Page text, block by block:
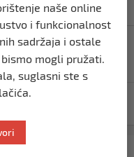
350 balona sa
dolaze prve hadžije
naše online
i funkcionalnost
sadržaja i ostale
mogli pružati.
suglasni ste s